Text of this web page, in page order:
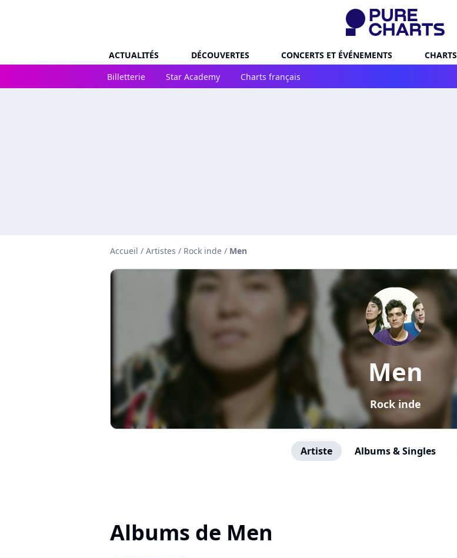
ACTUALITÉS DÉCOUVERTES CONCERTS ET ÉVÉNEMENTS CHARTS
Billetterie
Star Academy Charts français
Accueil / Artistes / Rock inde / Men
Men
Rock inde
Artiste Albums & Singles
Albums de Men